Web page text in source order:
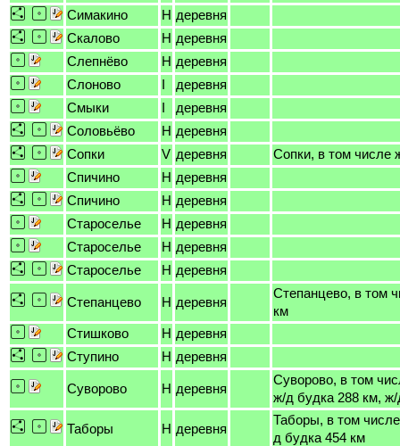
Симакино
H деревня
Скалово
H деревня
Слепнёво
H деревня
Слоново
I
деревня
Смыки
I
деревня
Соловьёво
H деревня
Сопки
V деревня
Сопки, в том числе
Спичино
H деревня
Спичино
H деревня
Староселье
H деревня
Староселье
H деревня
Староселье
H деревня
Степанцево H деревня
Степанцево, в том
км
Стишково
H деревня
Ступино
H деревня
Суворово H деревня
Суворово, в том
ж/д будка 288 км,
Таборы H деревня
Таборы, в том
д будка 454 км